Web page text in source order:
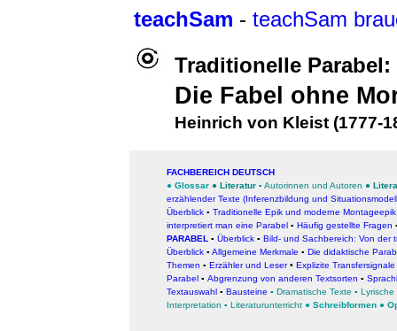
teachSam - teachSam
Traditionelle Parabel:
Die Fabel ohne
Heinrich von Kleist (1777-
FACHBEREICH DEUTSCH
● Glossar ● Literatur ▪ Autorinnen und Autoren ●
erzählender Texte (Inferenzbildung und
Überblick ▪ Traditionelle Epik und moderne Montageepik
interpretiert man eine Parabel ▪ Häufig gestellte Fragen
PARABEL ▪ Überblick ▪ Bild- und Sachbereich: Von der
Überblick ▪ Allgemeine Merkmale ▪ Die didaktische
Themen ▪ Erzähler und Leser• Explizite Transfersignale
Parabel ▪ Abgrenzung von anderen Textsorten ▪
Textauswahl ▪ Bausteine ▪ Dramatische Texte ▪ Lyrische
Interpretation ▪ Literaturunterricht ● Schreibformen ●